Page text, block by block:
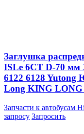
Заглушка
ISLe 6CT D-70 мм
6122 6128 Yutong
Long KING LONG
Запчасти к автобусам
запросу Запросить